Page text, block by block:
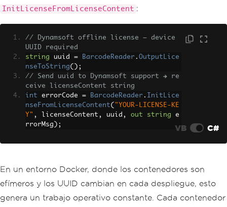
InitLicenseFromLicenseContent :
// Dynamsoft offline license — device
UUID required
string uuid = BarcodeReader . OutputLice
nseToString();
// Send uuid to Dynamsoft support → re
ceive licenseContent string
int errorCode = BarcodeReader . InitLice
nseFromLicenseContent( "YOUR-LICENSE-KE
Y" , licenseContent , uuid , out string e
rrorMsg ); VB C#
En un entorno Docker, donde los contenedores son
efímeros y los UUID cambian en cada despliegue, esto
genera un trabajo operativo constante. Cada contenedor